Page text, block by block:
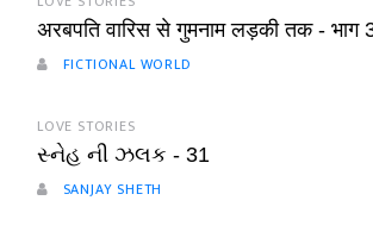
अरबपति वारिस से गुमनाम लड़की तक - भाग
FICTIONAL WORLD
LOVE STORIES
સ્નેહ ની ઝલક - 31
SANJAY SHETH